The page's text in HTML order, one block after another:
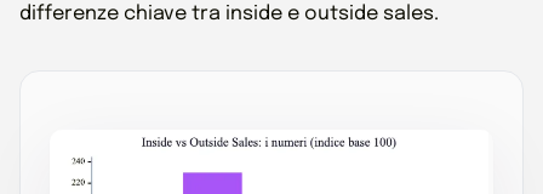
differenze chiave tra inside e outside sales.